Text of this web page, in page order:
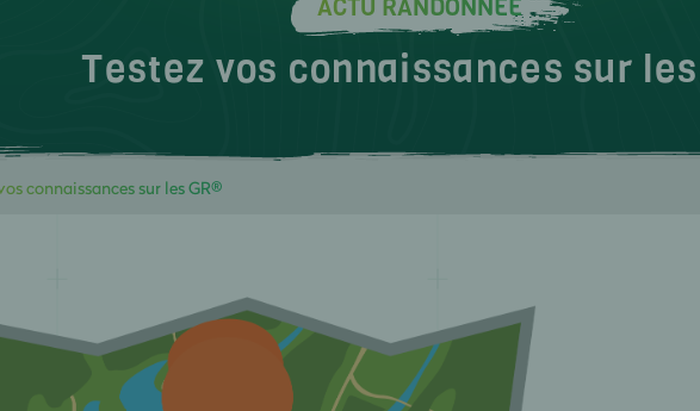
ACTU RANDONNÉE
Testez vos connaissances sur
connaissances sur les GR®